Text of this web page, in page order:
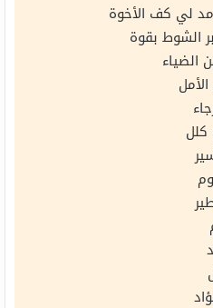
لي كف الأخوة
الشوط بقوة
الضياء
كلل